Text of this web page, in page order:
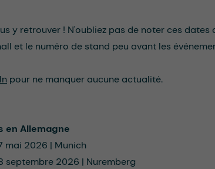
y retrouver ! N'oubliez pas de noter ces
et le numéro de stand peu avant les
pour ne manquer aucune actualité.
en Allemagne
mai 2026 | Munich
septembre 2026 | Nuremberg